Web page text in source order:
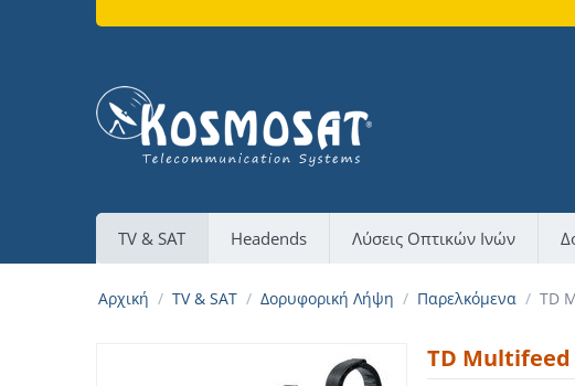
TV & SAT Headends Λύσεις Οπτικών Ινών
Αρχική / TV & SAT / Δορυφορική Λήψη / Παρελκόμενα / TD
TD Multifeed